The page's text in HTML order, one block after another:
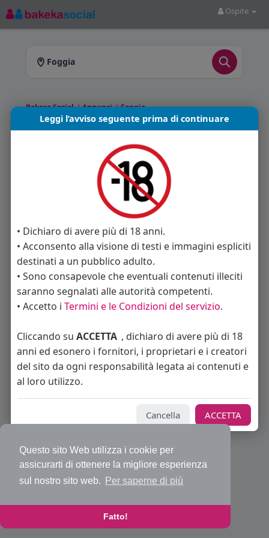
Questo sito Web utilizza i cookie per
assicurarti di ottenere la migliore esperienza
sul nostro sito web.
Per saperne di più
Fatto!
Ospite
Foggia
Bakeca Social/ Annunci/ Foggia
Annunci a Foggia
ti offre annunci pubblicati a
Foggia e provincia. Sfoglia gli annunci
disponibili e scegli quello più adatto a te.
Annunci trovati: 0
Nessun annuncio disponibile in questa sezione.
Home
Cos'è BakecaSocial Annunci Mercatino
Blog
Eventi
Contattaci Privacy Policy
Condizioni d'uso
Richiedi rimborso abbonamento PRO
Sviluppatori
Centro Assistenza
Supporto
Leggi l’avviso seguente prima di continuare
• Dichiaro di avere più di 18 anni.
• Acconsento alla visione di testi e immagini espliciti
destinati a un pubblico adulto.
• Sono consapevole che eventuali contenuti illeciti
saranno segnalati alle autorità competenti.
• Accetto i Termini e le Condizioni del servizio.
Cliccando su ACCETTA , dichiaro di avere più di 18
anni ed esonero i fornitori, i proprietari e i creatori
del sito da ogni responsabilità legata ai contenuti e
al loro utilizzo.
Cancella ACCETTA